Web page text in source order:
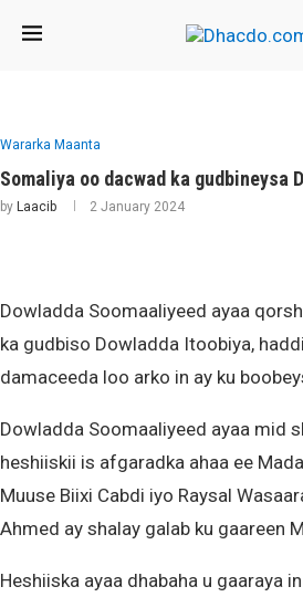
Wararka Maanta
Somaliya oo dacwad ka gudbineysa
by Laacib 2 January 2024
Dowladda Soomaaliyeed ayaa
ka gudbiso Dowladda Itoobiya,
damaceeda loo arko in ay ku
Dowladda Soomaaliyeed ayaa mid
heshiiskii is afgaradka ahaa ee
Muuse Biixi Cabdi iyo Raysal
Ahmed ay shalay galab ku gaareen
Heshiiska ayaa dhabaha u gaaraya